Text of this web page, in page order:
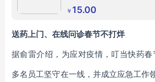
一帆风顺小叮当宝宝膏
￥ 15.00
送药上门、在线问诊春节不打烊
据俞雷介绍，为应对疫情，叮当快药
多名员工坚守在一线，并成立应急工作